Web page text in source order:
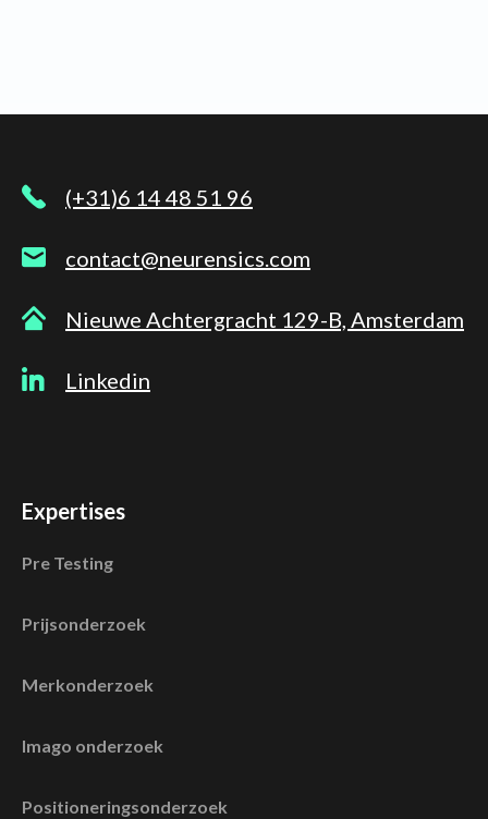
(+31)6 14 48 51 96
contact@neurensics.com
Nieuwe Achtergracht 129-B, Amsterdam
Linkedin
Expertises
Pre Testing
Prijsonderzoek
Merkonderzoek
Imago onderzoek
Positioneringsonderzoek